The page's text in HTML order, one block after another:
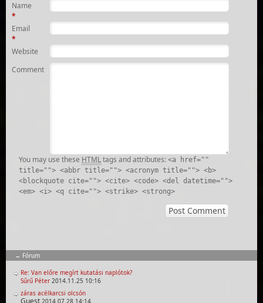
Name
*
Email
*
Website
Comment
You may use these HTMLtags and attributes: <a href=""
title=""> <abbr title=""> <acronym title=""> <b>
<blockquote cite=""> <cite> <code> <del datetime="">
<em> <i> <q cite=""> <strike> <strong>
Fórum
Re: Van előre megírt kutatási naplótok?
Sűrű Péter 2014.11.25 10:16
záras acélkarcsi olcsón